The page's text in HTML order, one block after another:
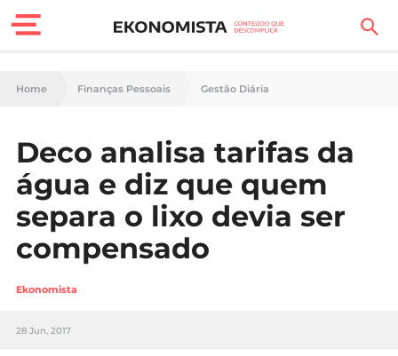
Finanças Pessoais
Carreira
Casa
Lifestyle
Sociedade
Tecnologia
Home Finanças Pessoais Gestão Diária
Deco analisa tarifas da
água e diz que quem
separa o lixo devia ser
compensado
Ekonomista
28 Jun, 2017